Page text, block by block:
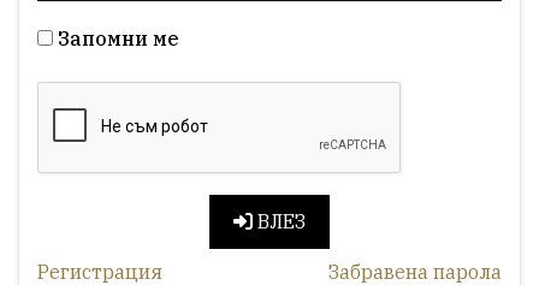
Запомни ме
ВЛЕЗ
Регистрация Забравена парола